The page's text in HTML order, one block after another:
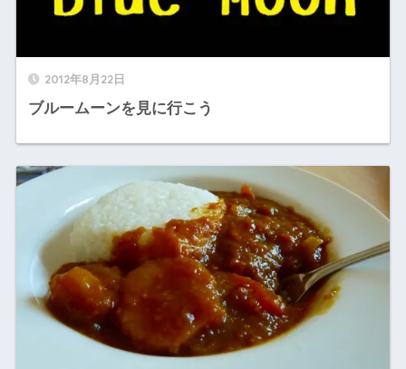
2012年8月22日
ブルームーンを見に行こう